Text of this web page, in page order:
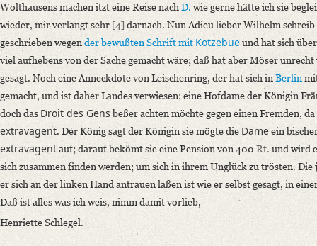
Wolthausens machen itzt eine Reise nach D. wie gerne hätte ich sie
wieder, mir verlangt sehr [4]darnach. Nun Adieu lieber Wilhelm
geschrieben wegender bewußten Schrift mit Kotzebueund hat sich
viel aufhebens von der Sache gemacht wäre; daß hat aber Möser
gesagt. Noch eine Anneckdote von Leischenring, der hat sich inBerlin
gemacht, und ist daher Landes verwiesen; eine Hofdame der Königin
doch das Droit des Gens beßer achten möchte gegen einen Fremden,
extravagent. Der König sagt der Königin sie mögte die Dameein
extravagentauf; darauf bekömt sie eine Pension von 400 Rt. und wird
sich zusammen finden werden; um sich in ihrem Unglück zu trösten.
er sich an der linken Hand antrauen laßen ist wie er selbst gesagt, in
Daß ist alles was ich weis, nimm damit vorlieb,
Henriette Schlegel.